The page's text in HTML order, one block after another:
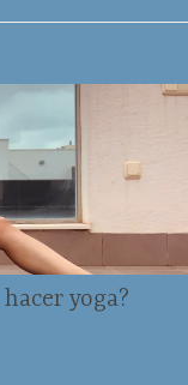
yoga?